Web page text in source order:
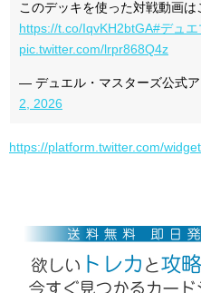
このデッキを使った対戦動画は
https://t.co/IqvKH2btGA#デュエ
pic.twitter.com/lrpr868Q4z
— デュエル・マスターズ公式
2, 2026
https://platform.twitter.com/